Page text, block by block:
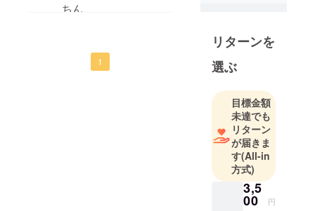
ちん
1
リターンを
選ぶ
目標金額
未達でも
リターン
が届きま
す(All-in
方式)
3,5
00 円